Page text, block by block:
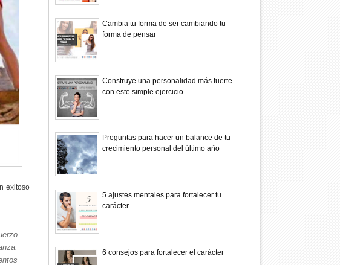
exitoso
Cambia tu forma de ser cambiando tu
forma de pensar
Construye una personalidad más fuerte
con este simple ejercicio
Preguntas para hacer un balance de tu
crecimiento personal del último año
5 ajustes mentales para fortalecer tu
carácter
6 consejos para fortalecer el carácter